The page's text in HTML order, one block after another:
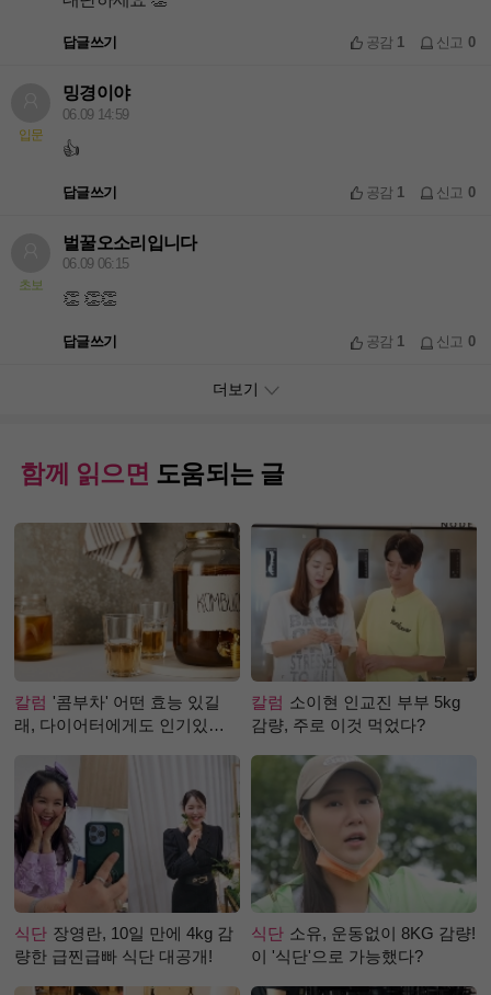
답글쓰기 공감 1 신고 0
입문
밍경이야
06.09 14:59
👍
답글쓰기 공감 1 신고 0
초보
벌꿀오소리입니다
06.09 06:15
👏 👏👏
답글쓰기 공감 1 신고 0
더보기
함께 읽으면 도움되는 글
칼럼 '콤부차' 어떤 효능 있길
래, 다이어터에게도 인기있는
칼럼 소이현 인교진 부부 5kg
감량, 주로 이것 먹었다?
식단 장영란, 10일 만에 4kg 감
량한 급찐급빠 식단 대공개!
식단 소유, 운동없이 8KG 감량!
이 '식단'으로 가능했다?